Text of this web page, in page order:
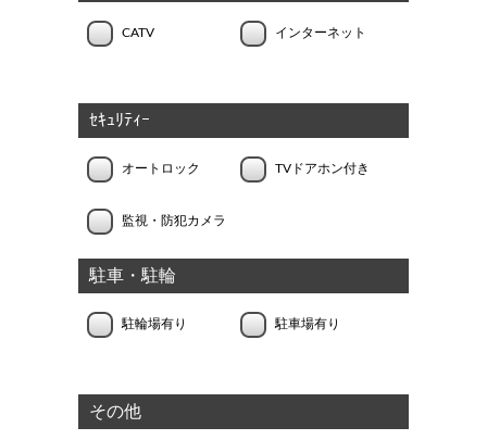
CATV インターネット
ｾｷｭﾘﾃｨｰ
オートロック TVドアホン付き
監視・防犯カメラ
駐車・駐輪
駐輪場有り 駐車場有り
その他